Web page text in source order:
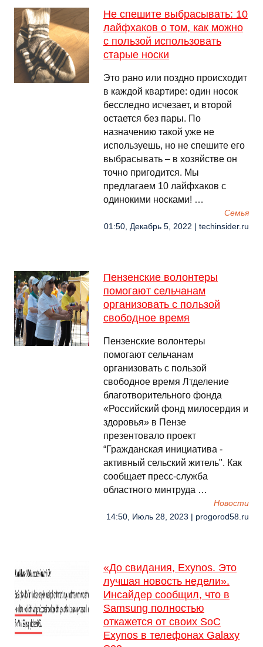
Не спешите выбрасывать: 10
лайфхаков о том, как можно
с пользой использовать
старые носки
Это рано или поздно происходит
в каждой квартире: один носок
бесследно исчезает, и второй
остается без пары. По
назначению такой уже не
используешь, но не спешите его
выбрасывать – в хозяйстве он
точно пригодится. Мы
предлагаем 10 лайфхаков с
одинокими носками! …
Семья
01:50, Декабрь 5, 2022 | techinsider.ru
Пензенские волонтеры
помогают сельчанам
организовать с пользой
свободное время
Пензенские волонтеры
помогают сельчанам
организовать с пользой
свободное время Лтделение
благотворительного фонда
«Российский фонд милосердия и
здоровья» в Пензе
презентовало проект
“Гражданская инициатива -
активный сельский житель". Как
сообщает пресс-служба
областного минтруда …
Новости
14:50, Июль 28, 2023 | progorod58.ru
«До свидания, Exynos. Это
лучшая новость недели».
Инсайдер сообщил, что в
Samsung полностью
откажется от своих SoC
Exynos в телефонах Galaxy